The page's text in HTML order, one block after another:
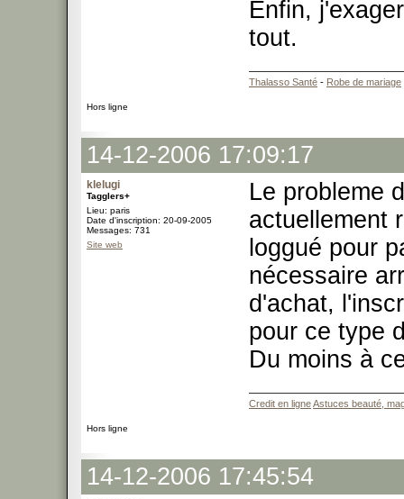
Enfin,
tout.
Thalasso Santé - Robe de mariage
Hors ligne
14-12-2006 17:09:17
klelugi
Tagglers+
Lieu: paris
Date d'inscription: 20-09-2005
Messages: 731
Site web
Le probleme
actuellement
loggué pour
nécessaire
d'achat,
pour ce type
Du moins à
Credit en ligneAstuces beauté,
Hors ligne
14-12-2006 17:45:54